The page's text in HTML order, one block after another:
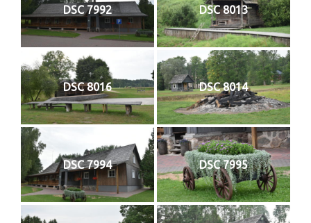
DSC 7992 DSC 8013
DSC 8016 DSC 8014
DSC 7994 DSC 7995